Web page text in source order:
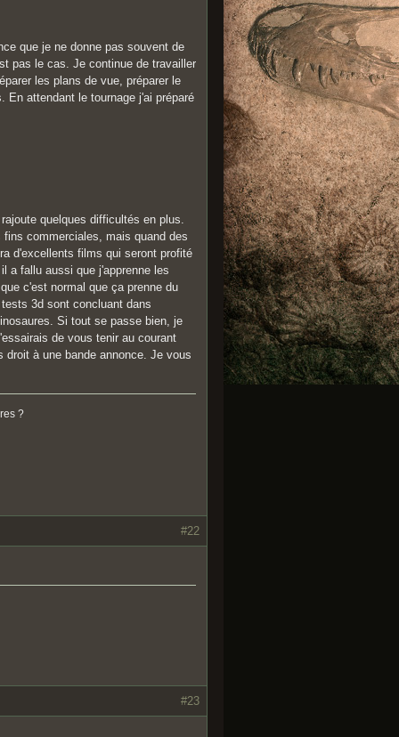
que je ne donne pas souvent de
pas le cas. Je continue de travailler
les plans de vue, préparer le
En attendant le tournage j'ai préparé
quelques difficultés en plus.
commerciales, mais quand des
d'excellents films qui seront profité
a fallu aussi que j'apprenne les
c'est normal que ça prenne du
3d sont concluant dans
Si tout se passe bien, je
de vous tenir au courant
à une bande annonce. Je vous
?
#22
#23